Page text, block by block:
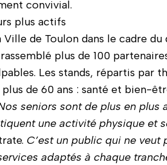
convivial.
plus actifs
Ville de Toulon dans le cadre
plus de 100
Les stands, répartis par
de 60 ans : santé et bien-
seniors sont de plus en plus
une activité physique et
C’est un public qui ne veut
adaptés à chaque